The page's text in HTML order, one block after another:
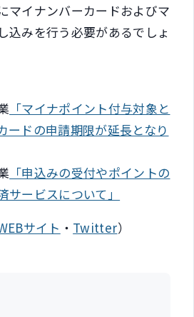
マイナンバーカードおよびマ
込みを行う必要があるでしょ
「マイナポイント付与対象と
ードの申請期限が延長となり
「申込みの受付やポイントの
ービスについて」
サイト ・ Twitter）